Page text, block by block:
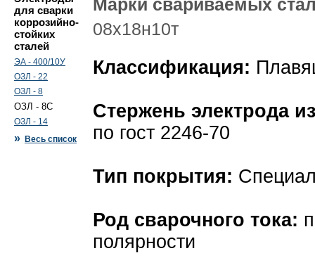
для сварки
коррозийно-
стойких
сталей
ЭА - 400/10У
ОЗЛ - 22
ОЗЛ - 8
ОЗЛ - 8С
ОЗЛ - 14
» Весь список
Марки свариваемых
08х18н10т
Классификация:
Стержень электрода
по гост 2246-70
Тип покрытия:
Род сварочного тока:
полярности